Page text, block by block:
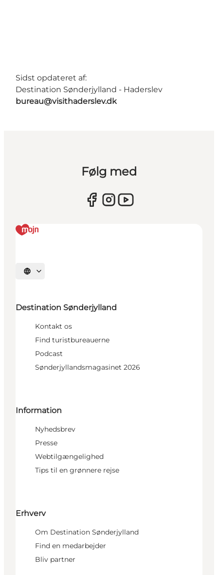
Sidst opdateret af:
Destination Sønderjylland - Haderslev
bureau@visithaderslev.dk
Følg med
Vælg sprog
Destination Sønderjylland
Kontakt os
Find turistbureauerne
Podcast
Sønderjyllandsmagasinet 2026
Information
Nyhedsbrev
Presse
Webtilgængelighed
Tips til en grønnere rejse
Erhverv
Om Destination Sønderjylland
Find en medarbejder
Bliv partner